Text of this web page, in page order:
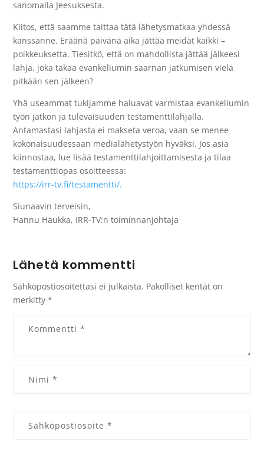
sanomalla Jeesuksesta.
Kiitos, että saamme taittaa tätä lähetysmatkaa yhdessä
kanssanne. Eräänä päivänä aika jättää meidät kaikki –
poikkeuksetta. Tiesitkö, että on mahdollista jättää jälkeesi
lahja, joka takaa evankeliumin saarnan jatkumisen vielä
pitkään sen jälkeen?
Yhä useammat tukijamme haluavat varmistaa evankeliumin
työn jatkon ja tulevaisuuden testamenttilahjalla.
Antamastasi lahjasta ei makseta veroa, vaan se menee
kokonaisuudessaan medialähetystyön hyväksi. Jos asia
kiinnostaa, lue lisää testamenttilahjoittamisesta ja tilaa
testamenttiopas osoitteessa:
https://irr-tv.fi/testamentti/.
Siunaavin terveisin,
Hannu Haukka, IRR-TV:n toiminnanjohtaja
Lähetä kommentti
Sähköpostiosoitettasi ei julkaista. Pakolliset kentät on
merkitty*